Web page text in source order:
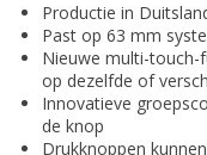
Productie in
Past op 63 mm
Nieuwe multi-touch-
op dezelfde of
Innovatieve
de knop
Drukknoppen